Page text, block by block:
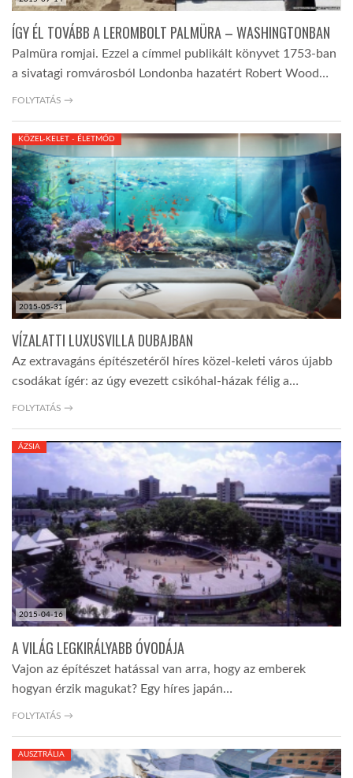
ÍGY ÉL TOVÁBB A LEROMBOLT PALMÜRA – WASHINGTONBAN
Palmüra romjai. Ezzel a címmel publikált könyvet 1753-ban
a sivatagi romvárosból Londonba hazatért Robert Wood…
FOLYTATÁS →
2015-05-31
KÖZEL-KELET - ÉLETMÓD
VÍZALATTI LUXUSVILLA DUBAJBAN
Az extravagáns építészetéről híres közel-keleti város újabb
csodákat ígér: az úgy evezett csikóhal-házak félig a…
FOLYTATÁS →
2015-04-16
ÁZSIA
A VILÁG LEGKIRÁLYABB ÓVODÁJA
Vajon az építészet hatással van arra, hogy az emberek
hogyan érzik magukat? Egy híres japán…
FOLYTATÁS →
AUSZTRÁLIA